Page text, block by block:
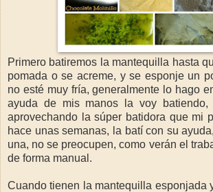
Primero batiremos la mantequilla hasta
pomada o se acreme, y se esponje un
no esté muy fría, generalmente lo hago
ayuda de mis manos la voy
aprovechando la súper batidora que mi
hace unas semanas, la batí con su
una, no se preocupen, como verán el
de forma manual.
Cuando tienen la mantequilla esponjada